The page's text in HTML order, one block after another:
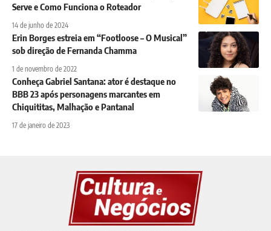
Serve e Como Funciona o Roteador
14 de junho de 2024
Erin Borges estreia em “Footloose – O Musical”
sob direção de Fernanda Chamma
1 de novembro de 2022
Conheça Gabriel Santana: ator é destaque no
BBB 23 após personagens marcantes em
Chiquititas, Malhação e Pantanal
17 de janeiro de 2023